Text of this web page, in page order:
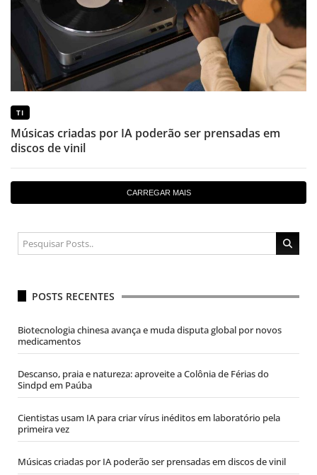
TI
Músicas criadas por IA poderão ser prensadas em
discos de vinil
CARREGAR MAIS
POSTS RECENTES
Biotecnologia chinesa avança e muda disputa global por novos
medicamentos
Descanso, praia e natureza: aproveite a Colônia de Férias do
Sindpd em Paúba
Cientistas usam IA para criar vírus inéditos em laboratório pela
primeira vez
Músicas criadas por IA poderão ser prensadas em discos de vinil